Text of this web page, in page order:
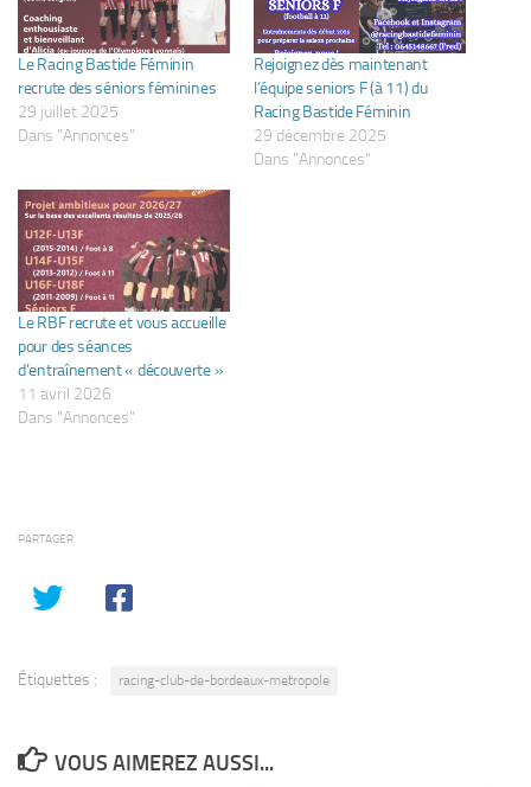
Le Racing Bastide Féminin
recrute des séniors féminines
29 juillet 2025
Dans "Annonces"
Rejoignez dès maintenant
l’équipe seniors F (à 11) du
Racing Bastide Féminin
29 décembre 2025
Dans "Annonces"
Le RBF recrute et vous accueille
pour des séances
d’entraînement « découverte »
11 avril 2026
Dans "Annonces"
PARTAGER
Étiquettes : racing-club-de-bordeaux-metropole
VOUS AIMEREZ AUSSI...